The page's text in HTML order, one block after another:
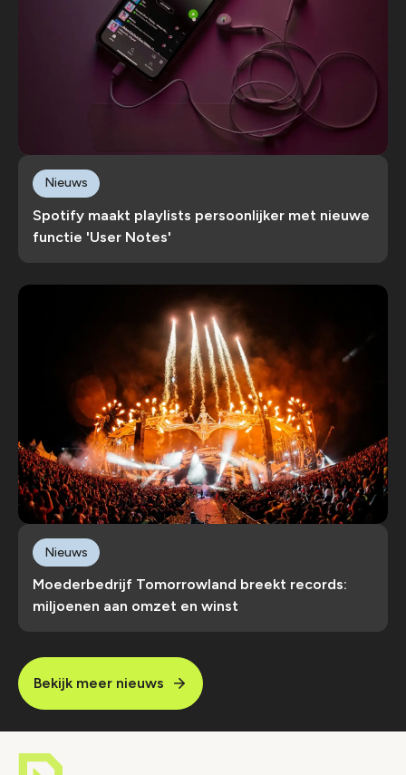
Spotify maakt playlists persoonlijker met nieuwe
functie 'User Notes'
Nieuws
Moederbedrijf Tomorrowland breekt records:
miljoenen aan omzet en winst
Nieuws
Bekijk meer nieuws